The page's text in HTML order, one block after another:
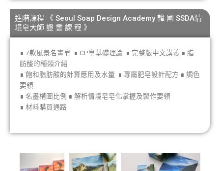
進階課程 《 Seoul Soap Design Academy 韓 國 SSDA情
境皂大師 證 書 課 程 》
∎ 7款風景名畫皂 ∎ CP皂基礎理論 ∎ 完整版中文講義 ∎ 脂
肪酸的種類介紹
∎ 飽和脂肪酸的計算應用及水量 ∎ 專屬肥皂設計配方 ∎ 調色
要領
∎ 名畫構圖比例 ∎ 解析情境皂皂化掌握及製作要領
∎ 材料購買通路